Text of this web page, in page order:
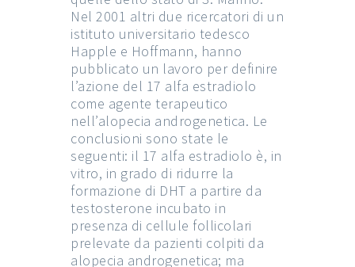
Nel 2001 altri due ricercatori di un
istituto universitario tedesco
Happle e Hoffmann, hanno
pubblicato un lavoro per definire
l’azione del 17 alfa estradiolo
come agente terapeutico
nell’alopecia androgenetica. Le
conclusioni sono state le
seguenti: il 17 alfa estradiolo è, in
vitro, in grado di ridurre la
formazione di DHT a partire da
testosterone incubato in
presenza di cellule follicolari
prelevate da pazienti colpiti da
alopecia androgenetica; ma